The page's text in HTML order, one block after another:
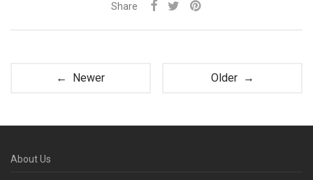
Share
← Newer Older →
About Us